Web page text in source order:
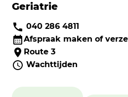
Geriatrie
040 286 4811
Afspraak maken of
Route 3
Wachttijden